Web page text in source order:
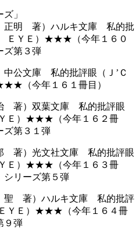
」
正明 著）ハルキ文庫 私的批
ＥＹＥ）★★★（今年１６０
ズ第３弾
公文庫 私的批評眼（Ｊ’Ｃ
（今年１６１冊目）
著）双葉文庫 私的批評眼
Ｅ）★★★（今年１６２冊
ズ第３１弾
著）光文社文庫 私的批評眼
Ｅ）★★★（今年１６３冊
シリーズ第５弾
聖 著）ハルキ文庫 私的批評
ＹＥ）★★★（今年１６４冊
９弾